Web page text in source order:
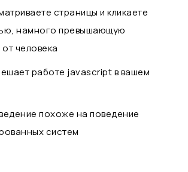
страницы и кликаете
намного превышающую
человека
работе javascript в вашем
похоже на поведение
систем